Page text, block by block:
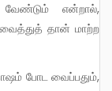
என்றால்,
வைத்துத் தான் மாற்ற